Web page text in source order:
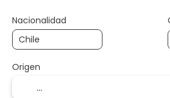
Nacionalidad
Origen